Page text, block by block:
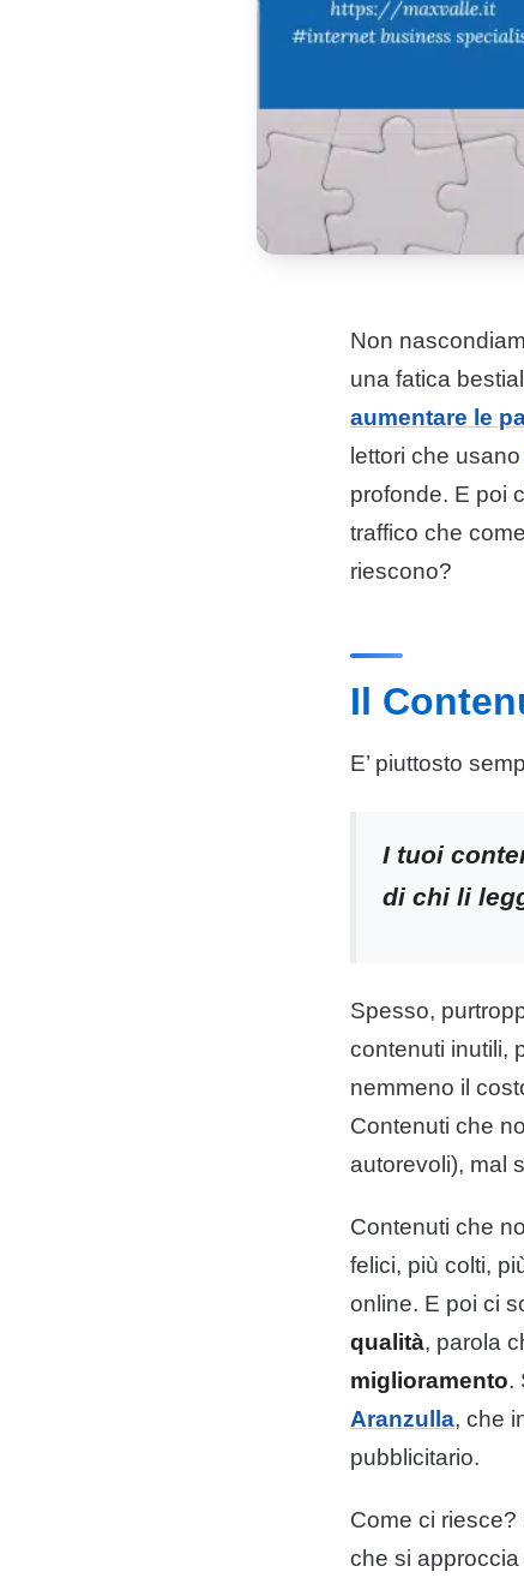
Non
una fatica
aumentare le
lettori che usano
profonde. E poi
traffico che
riescono?
Il
E’ piuttosto
I tuoi
di chi li
Spesso,
contenuti inutili,
nemmeno il
Contenuti che
autorevoli), mal
Contenuti che
felici, più colti,
online. E poi ci
qualità, parola
miglioramento.
Aranzulla, che
pubblicitario.
Come ci riesce?
che si